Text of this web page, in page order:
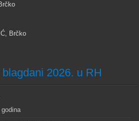
Brčko
2026. u RH
godina